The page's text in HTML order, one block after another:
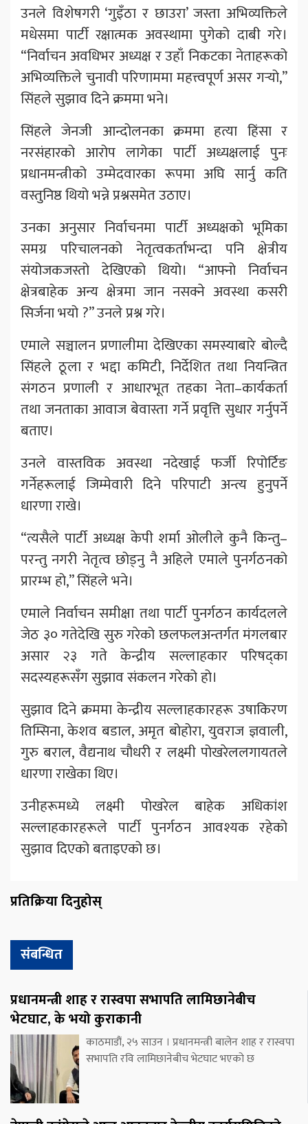
उनले विशेषगरी ‘गुइँठा र छाउरा’ जस्ता अभिव्यक्तिले
मधेसमा पार्टी रक्षात्मक अवस्थामा पुगेको दाबी गरे।
“निर्वाचन अवधिभर अध्यक्ष र उहाँ निकटका नेताहरूको
अभिव्यक्तिले चुनावी परिणाममा महत्त्वपूर्ण असर गर्‍यो,”
सिंहले सुझाव दिने क्रममा भने।
सिंहले जेनजी आन्दोलनका क्रममा हत्या हिंसा र
नरसंहारको आरोप लागेका पार्टी अध्यक्षलाई पुनः
प्रधानमन्त्रीको उम्मेदवारका रूपमा अघि सार्नु कति
वस्तुनिष्ठ थियो भन्ने प्रश्नसमेत उठाए।
उनका अनुसार निर्वाचनमा पार्टी अध्यक्षको भूमिका
समग्र परिचालनको नेतृत्वकर्ताभन्दा पनि क्षेत्रीय
संयोजकजस्तो देखिएको थियो। “आफ्नो निर्वाचन
क्षेत्रबाहेक अन्य क्षेत्रमा जान नसक्ने अवस्था कसरी
सिर्जना भयो ?” उनले प्रश्न गरे।
एमाले सञ्चालन प्रणालीमा देखिएका समस्याबारे बोल्दै
सिंहले ठूला र भद्दा कमिटी, निर्देशित तथा नियन्त्रित
संगठन प्रणाली र आधारभूत तहका नेता–कार्यकर्ता
तथा जनताका आवाज बेवास्ता गर्ने प्रवृत्ति सुधार गर्नुपर्ने
बताए।
उनले वास्तविक अवस्था नदेखाई फर्जी रिपोर्टिङ
गर्नेहरूलाई जिम्मेवारी दिने परिपाटी अन्त्य हुनुपर्ने
धारणा राखे।
“त्यसैले पार्टी अध्यक्ष केपी शर्मा ओलीले कुनै किन्तु–
परन्तु नगरी नेतृत्व छोड्नु नै अहिले एमाले पुनर्गठनको
प्रारम्भ हो,” सिंहले भने।
एमाले निर्वाचन समीक्षा तथा पार्टी पुनर्गठन कार्यदलले
जेठ ३० गतेदेखि सुरु गरेको छलफलअन्तर्गत मंगलबार
असार २३ गते केन्द्रीय सल्लाहकार परिषद्का
सदस्यहरूसँग सुझाव संकलन गरेको हो।
सुझाव दिने क्रममा केन्द्रीय सल्लाहकारहरू उषाकिरण
तिम्सिना, केशव बडाल, अमृत बोहोरा, युवराज ज्ञवाली,
गुरु बराल, वैद्यनाथ चौधरी र लक्ष्मी पोखरेललगायतले
धारणा राखेका थिए।
उनीहरूमध्ये लक्ष्मी पोखरेल बाहेक अधिकांश
सल्लाहकारहरूले पार्टी पुनर्गठन आवश्यक रहेको
सुझाव दिएको बताइएको छ।
प्रतिक्रिया दिनुहोस्
संबन्धित
प्रधानमन्त्री शाह र रास्वपा सभापति लामिछानेबीच
भेटघाट, के भयो कुराकानी
काठमाडौं, २५ साउन । प्रधानमन्त्री बालेन शाह र रास्वपा
सभापति रवि लामिछानेबीच भेटघाट भएको छ